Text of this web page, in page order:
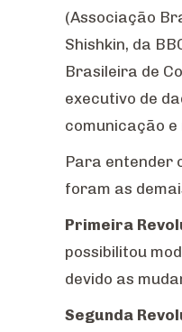
(Associação
Shishkin, da
Brasileira de
executivo de
comunicação
Para entender
foram as
Primeira
possibilitou
devido as
Segunda